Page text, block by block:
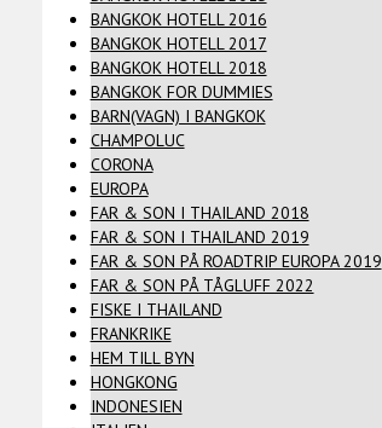
BANGKOK HOTELL 2016
BANGKOK HOTELL 2017
BANGKOK HOTELL 2018
BANGKOK FOR DUMMIES
BARN(VAGN) I BANGKOK
CHAMPOLUC
CORONA
EUROPA
FAR & SON I THAILAND 2018
FAR & SON I THAILAND 2019
FAR & SON PÅ ROADTRIP EUROPA 2019
FAR & SON PÅ TÅGLUFF 2022
FISKE I THAILAND
FRANKRIKE
HEM TILL BYN
HONGKONG
INDONESIEN